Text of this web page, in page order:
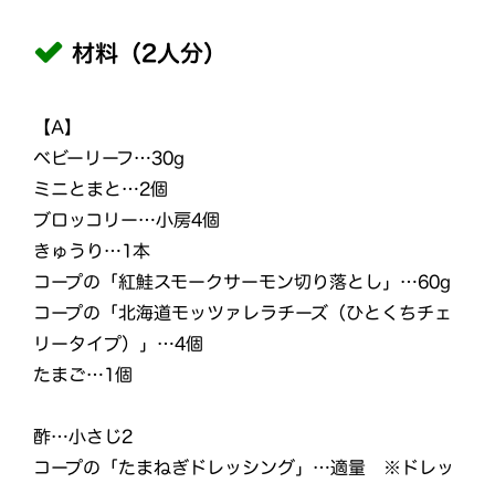
材料（2人分）
【A】
ベビーリーフ…30g
ミニとまと…2個
ブロッコリー…小房4個
きゅうり…1本
コープの「紅鮭スモークサーモン切り落とし」…60g
コープの「北海道モッツァレラチーズ（ひとくちチェ
リータイプ）」…4個
たまご…1個
酢…小さじ2
コープの「たまねぎドレッシング」…適量 ※ドレッ